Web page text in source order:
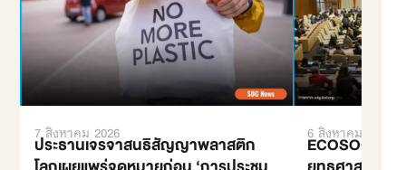
7 สิงหาคม 2026
ประธานเจรจาสนธิสัญญาพลาสติก
6 สิงหาคม 2026
ECOSOC เปิ